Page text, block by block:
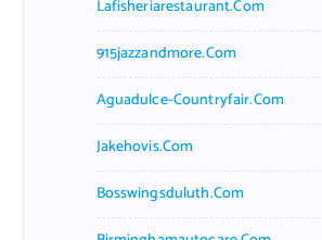
Lafisheriarestaurant.com
915jazzandmore.com
Aguadulce-Countryfair.com
Jakehovis.com
Bosswingsduluth.com